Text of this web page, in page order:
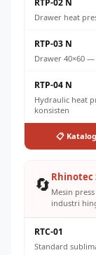
RTP-02 N
Drawer heat
RTP-03 N
Drawer 40×60
RTP-04 N
Hydraulic heat
konsisten
📋
🔄 Rhinotec
Mesin
industri
RTC-01
Standard